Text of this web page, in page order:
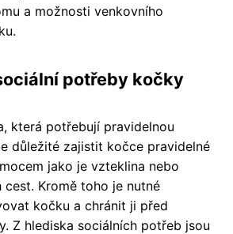
a možnosti venkovního
potřeby kočky
která potřebují pravidelnou
důležité zajistit kočce pravidelné
jako je vzteklina nebo
cest. Kromě toho je nutné
kočku a chránit ji před
Z hlediska sociálních potřeb jsou